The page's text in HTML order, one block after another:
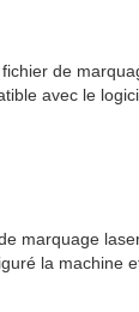
de
avec le
marquage
la machine